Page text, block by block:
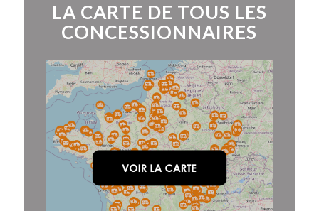
LA CARTE DE TOUS LES
CONCESSIONNAIRES